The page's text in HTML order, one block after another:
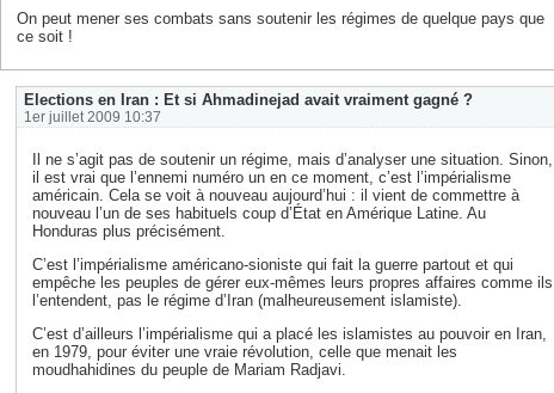
On peut mener ses combats sans soutenir les régimes de quelque pays que
ce soit !
Elections en Iran : Et si Ahmadinejad avait vraiment gagné ?
1er juillet 2009 10:37
Il ne s’agit pas de soutenir un régime, mais d’analyser une situation. Sinon,
il est vrai que l’ennemi numéro un en ce moment, c’est l’impérialisme
américain. Cela se voit à nouveau aujourd’hui : il vient de commettre à
nouveau l’un de ses habituels coup d’État en Amérique Latine. Au
Honduras plus précisément.
C’est l’impérialisme américano-sioniste qui fait la guerre partout et qui
empêche les peuples de gérer eux-mêmes leurs propres affaires comme ils
l’entendent, pas le régime d’Iran (malheureusement islamiste).
C’est d’ailleurs l’impérialisme qui a placé les islamistes au pouvoir en Iran,
en 1979, pour éviter une vraie révolution, celle que menait les
moudhahidines du peuple de Mariam Radjavi.